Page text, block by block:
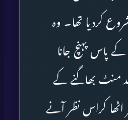
کردیا تھا۔ وہ
پاس پہنچ جانا
منٹ بھاگنے کے
کراس نظر آنے